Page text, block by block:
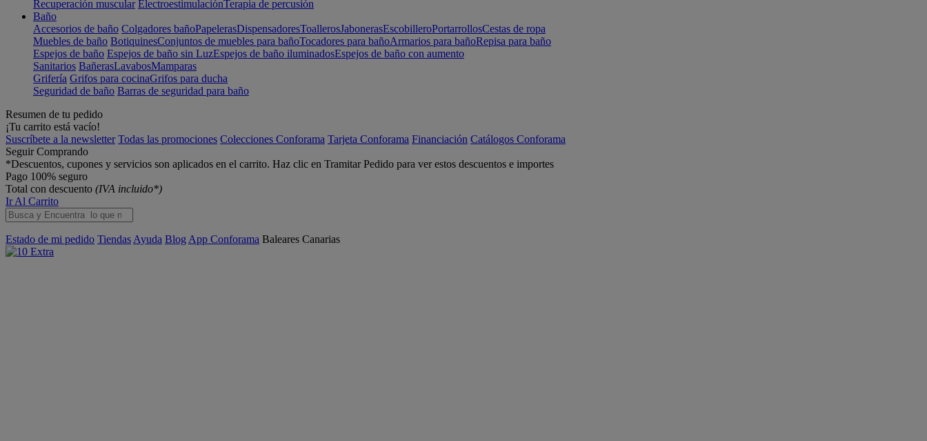
Recuperación muscular ElectroestimulaciónTerapia de percusión
Baño
Accesorios de baño Colgadores bañoPapelerasDispensadoresToallerosJabonerasEscobilleroPortarrollosCestas de ropa
Muebles de baño BotiquinesConjuntos de muebles para bañoTocadores para bañoArmarios para bañoRepisa para baño
Espejos de baño Espejos de baño sin LuzEspejos de baño iluminadosEspejos de baño con aumento
Sanitarios BañerasLavabosMamparas
Grifería Grifos para cocinaGrifos para ducha
Seguridad de baño Barras de seguridad para baño
Resumen de tu pedido
¡Tu carrito está vacío!
Suscríbete a la newsletter Todas las promociones Colecciones Conforama Tarjeta Conforama Financiación Catálogos Conforama
Seguir Comprando
*Descuentos, cupones y servicios son aplicados en el carrito. Haz clic en Tramitar Pedido para ver estos descuentos e importes
Pago 100% seguro
Total con descuento (IVA incluido*)
Ir Al Carrito
Estado de mi pedido Tiendas Ayuda Blog App Conforama Baleares Canarias